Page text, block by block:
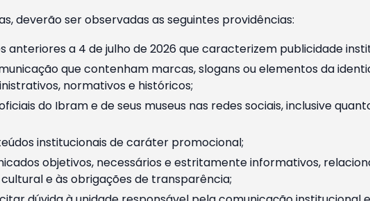
deverão ser observadas as seguintes providências:
a 4 de julho de 2026 que caracterizem publicidade
que contenham marcas, slogans ou elementos da
normativos e históricos;
do Ibram e de seus museus nas redes sociais, inclusive
institucionais de caráter promocional;
objetivos, necessários e estritamente informativos,
e às obrigações de transparência;